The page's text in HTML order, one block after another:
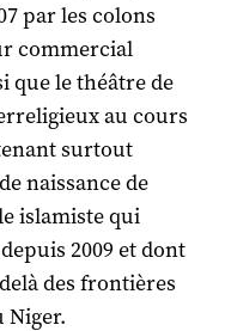
par les colons
commercial
que le théâtre de
au cours
surtout
naissance de
islamiste qui
2009 et dont
des frontières
Niger.